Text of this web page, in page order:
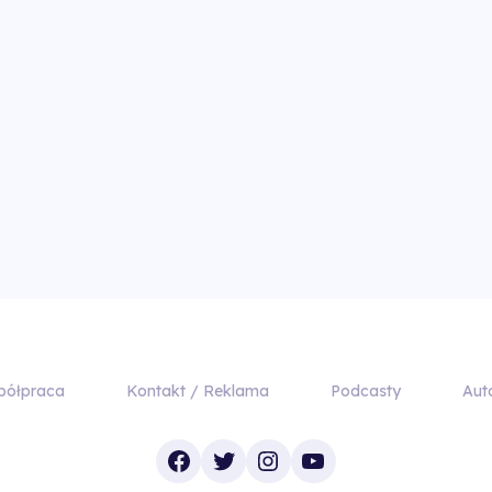
Kontakt / Reklama Podcasty
Facebook
TwitterInstagram
YouTube